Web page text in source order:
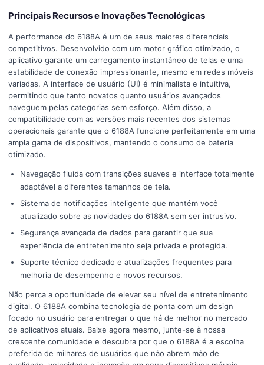
Principais Recursos e Inovações Tecnológicas
A performance do 6188A é um de seus maiores diferenciais
competitivos. Desenvolvido com um motor gráfico otimizado, o
aplicativo garante um carregamento instantâneo de telas e uma
estabilidade de conexão impressionante, mesmo em redes móveis
variadas. A interface de usuário (UI) é minimalista e intuitiva,
permitindo que tanto novatos quanto usuários avançados
naveguem pelas categorias sem esforço. Além disso, a
compatibilidade com as versões mais recentes dos sistemas
operacionais garante que o 6188A funcione perfeitamente em uma
ampla gama de dispositivos, mantendo o consumo de bateria
otimizado.
Navegação fluida com transições suaves e interface totalmente
adaptável a diferentes tamanhos de tela.
Sistema de notificações inteligente que mantém você
atualizado sobre as novidades do 6188A sem ser intrusivo.
Segurança avançada de dados para garantir que sua
experiência de entretenimento seja privada e protegida.
Suporte técnico dedicado e atualizações frequentes para
melhoria de desempenho e novos recursos.
Não perca a oportunidade de elevar seu nível de entretenimento
digital. O 6188A combina tecnologia de ponta com um design
focado no usuário para entregar o que há de melhor no mercado
de aplicativos atuais. Baixe agora mesmo, junte-se à nossa
crescente comunidade e descubra por que o 6188A é a escolha
preferida de milhares de usuários que não abrem mão de